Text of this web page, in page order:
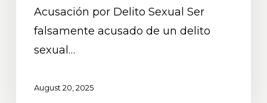
Acusación por Delito Sexual Ser
falsamente acusado de un delito
sexual…
August 20, 2025